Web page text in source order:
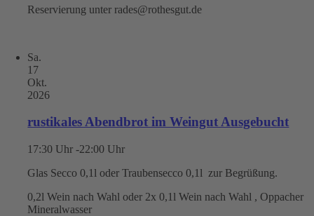
Reservierung unter rades@rothesgut.de
Sa.
17
Okt.
2026
rustikales Abendbrot im Weingut Ausgebucht
17:30 Uhr -22:00 Uhr
Glas Secco 0,1l oder Traubensecco 0,1l zur Begrüßung.
0,2l Wein nach Wahl oder 2x 0,1l Wein nach Wahl , Oppacher
Mineralwasser